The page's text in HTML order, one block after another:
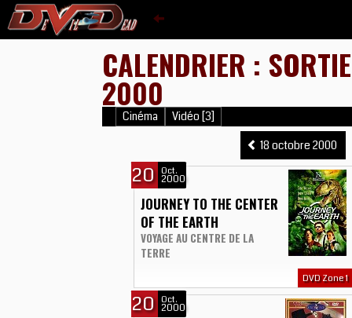
CALENDRIER :
2000
Cinéma Vidéo [3]
18 octobre 2000
20 Oct.
2000
JOURNEY TO THE CENTER
OF THE EARTH
VOYAGE AU CENTRE DE LA
TERRE
DVD Zone 1
20 Oct.
2000